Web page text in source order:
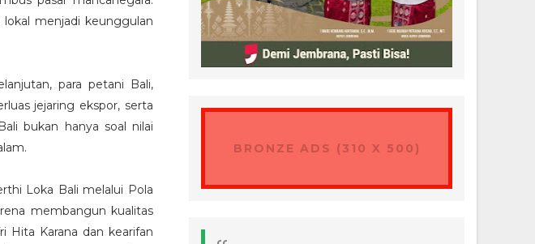
lokal menjadi keunggulan
para petani Bali,
jejaring ekspor, serta
bukan hanya soal nilai
Loka Bali melalui Pola
membangun kualitas
Hita Karana dan kearifan
BRONZE ADS (310 X 500)